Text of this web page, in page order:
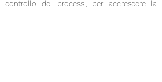
controllo dei processi, per accrescere la